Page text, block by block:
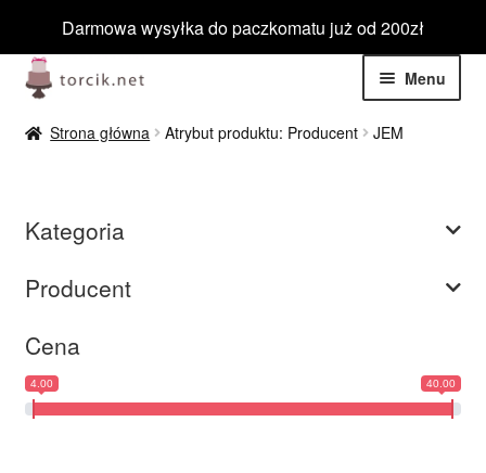
Darmowa wysyłka do paczkomatu już od 200zł
Przejdź
do
nawigacji
Przejdź
do
treści
Menu
Jadalne
Barwniki spożywcze
Rozwiń
Tematyczne
Rozwiń
Blog
Wyprzedaż
Strona główna Atrybut produktu: Producent JEM
Kategoria
Producent
Cena
4.00 40.00